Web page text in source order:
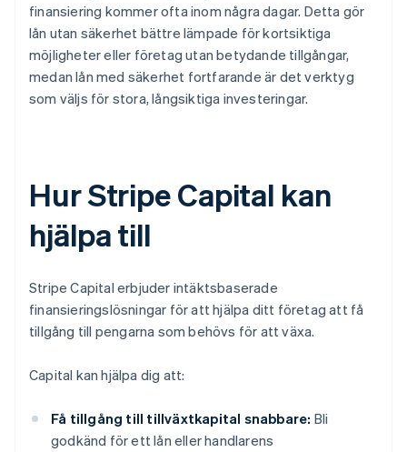
finansiering kommer ofta inom några dagar. Detta gör
lån utan säkerhet bättre lämpade för kortsiktiga
möjligheter eller företag utan betydande tillgångar,
medan lån med säkerhet fortfarande är det verktyg
som väljs för stora, långsiktiga investeringar.
Hur Stripe Capital kan
hjälpa till
Stripe Capital erbjuder intäktsbaserade
finansieringslösningar för att hjälpa ditt företag att få
tillgång till pengarna som behövs för att växa.
Capital kan hjälpa dig att:
Få tillgång till tillväxtkapital snabbare: Bli
godkänd för ett lån eller handlarens